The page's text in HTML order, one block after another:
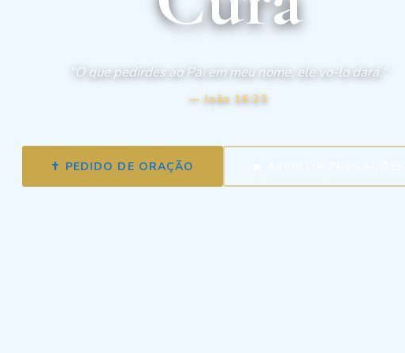
"O que pedirdes ao Pai em meu nome, ele vo-lo dará."
— João 16:23
✝ PEDIDO DE ORAÇÃO